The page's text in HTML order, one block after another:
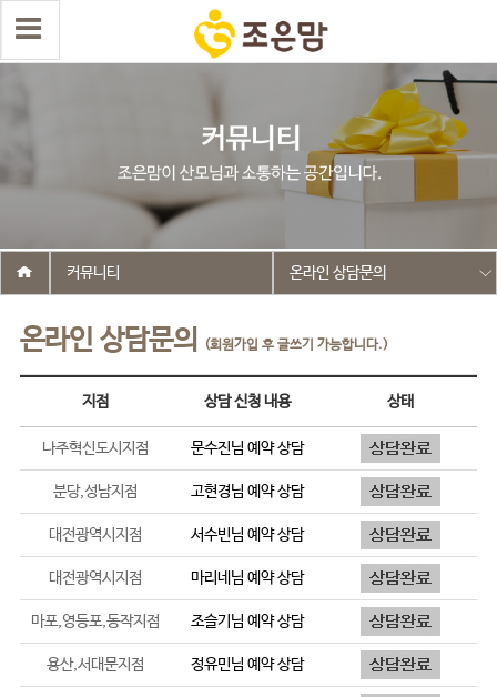
온라인 상담문의 (회원가입 후 글쓰기 가능합니다.)
커뮤니티 온라인 상담문의
지점 상담 신청 내용 상태
나주혁신도시지점 문수진님 예약 상담
분당,성남지점 고현경님 예약 상담
대전광역시지점 서수빈님 예약 상담
대전광역시지점 마리네 님 예약 상담
마포,영등포,동작지점 조슬기 님 예약 상담
용산,서대문지점 정유민님 예약 상담